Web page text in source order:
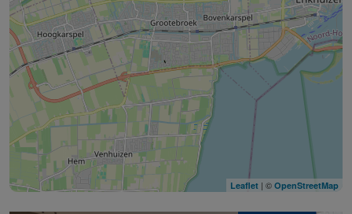
Leaflet | © OpenStreetMap